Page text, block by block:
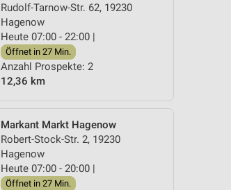
Rudolf-Tarnow-Str. 62, 19230
Hagenow
Heute 07:00 - 22:00 |
Öffnet in 27 Min.
Anzahl Prospekte: 2
12,36 km
Markant Markt Hagenow
Robert-Stock-Str. 2, 19230
Hagenow
Heute 07:00 - 20:00 |
Öffnet in 27 Min.